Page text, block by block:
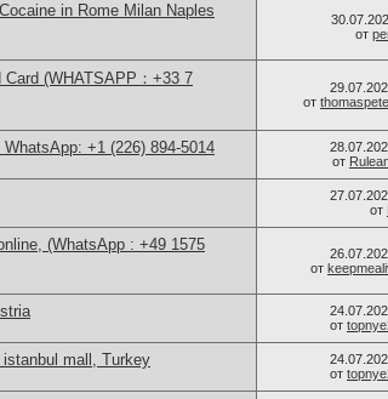
in Rome Milan Naples
от
(WHATSAPP：+33 7
от
+1 (226) 894-5014
от
от
(WhatsApp : +49 1575
от
от
istanbul mall, Turkey
от